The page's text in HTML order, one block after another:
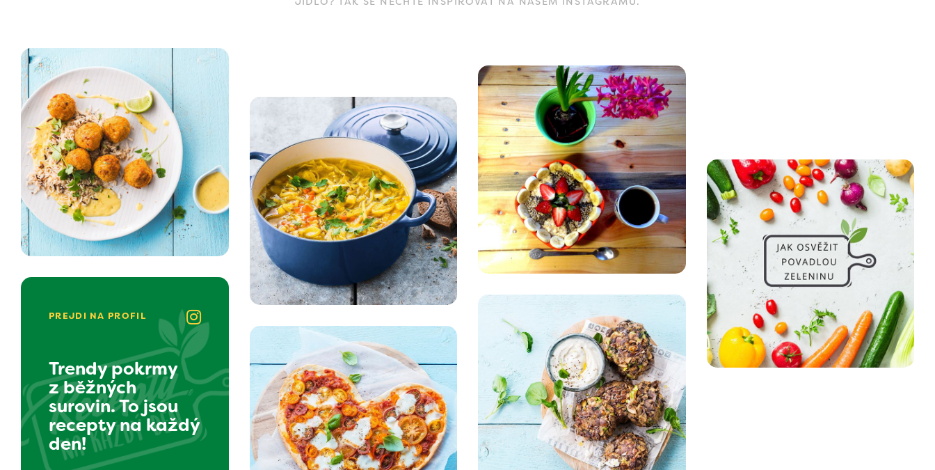
PREJDI NA PROFIL
Trendy pokrmy
z běžných
surovin. To jsou
recepty na každý
den!